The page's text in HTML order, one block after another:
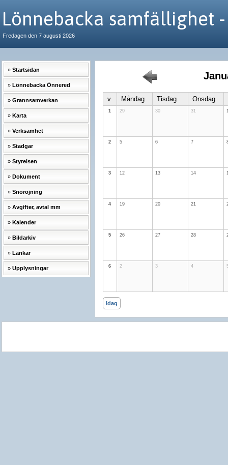
Lönnebacka samfällighet
Fredagen den 7 augusti 2026
Startsidan
Lönnebacka Önnered
Grannsamverkan
Karta
Verksamhet
Stadgar
Styrelsen
Dokument
Snöröjning
Avgifter, avtal mm
Kalender
Bildarkiv
Länkar
Upplysningar
v Måndag Tisdag Onsdag
1 29 30 31
2 5 6 7
3 12 13 14
4 19 20 21
5 26 27 28
6 2 3 4
Idag